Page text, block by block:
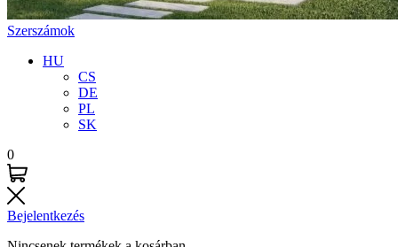
Szerszámok
HU
CS
DE
PL
SK
0
Bejelentkezés